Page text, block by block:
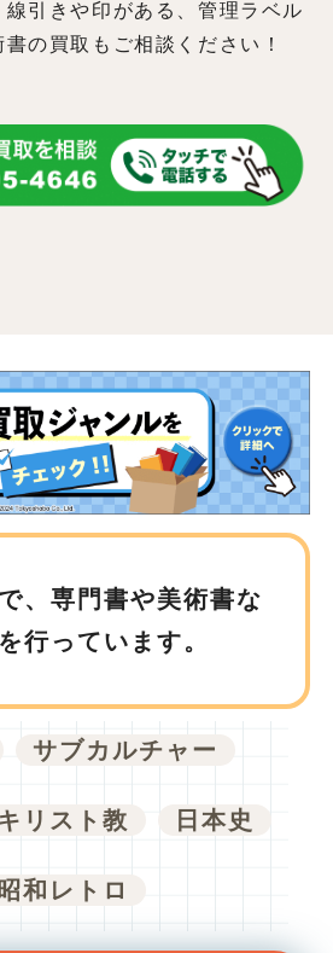
引きや印がある、管理ラベル
の買取もご相談ください！
、専門書や美術書な
行っています。
サブカルチャー
キリスト教 日本史
和レトロ